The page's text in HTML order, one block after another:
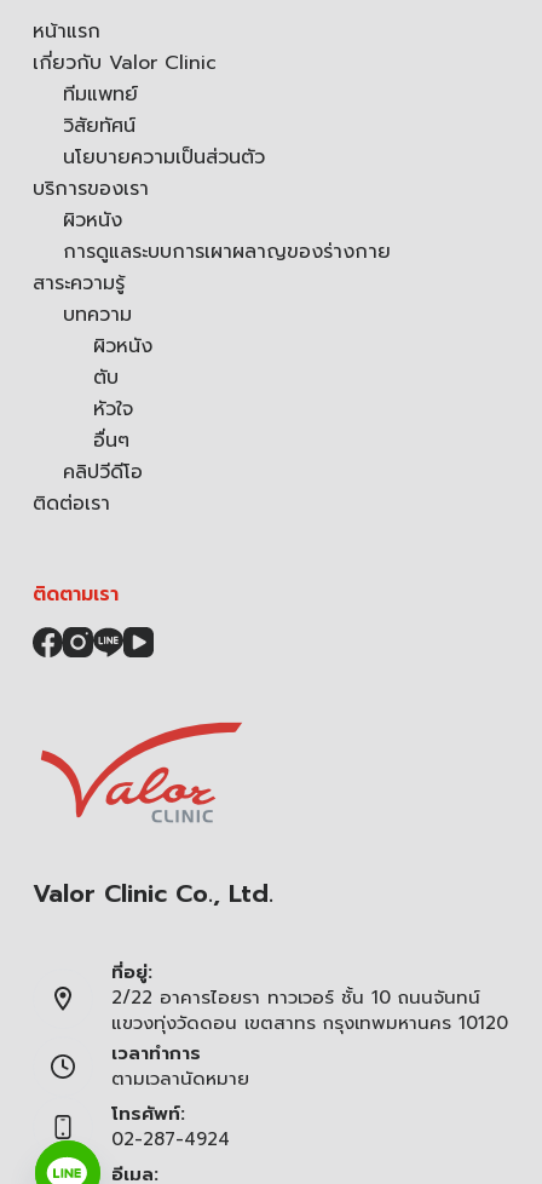
หน้าแรก
เกี่ยวกับ Valor Clinic
ทีมแพทย์
วิสัยทัศน์
นโยบายความเป็นส่วนตัว
บริการของเรา
ผิวหนัง
การดูแลระบบการเผาผลาญของร่างกาย
สาระความรู้
บทความ
ผิวหนัง
ตับ
หัวใจ
อื่นๆ
คลิปวีดีโอ
ติดต่อเรา
ติดตามเรา
Valor Clinic Co., Ltd.
ที่อยู่:
2/22 อาคารไอยรา ทาวเวอร์ ชั้น 10 ถนนจันทน์
แขวงทุ่งวัดดอน เขตสาทร กรุงเทพมหานคร 10120
เวลาทำการ
ตามเวลานัดหมาย
โทรศัพท์:
02-287-4924
อีเมล: